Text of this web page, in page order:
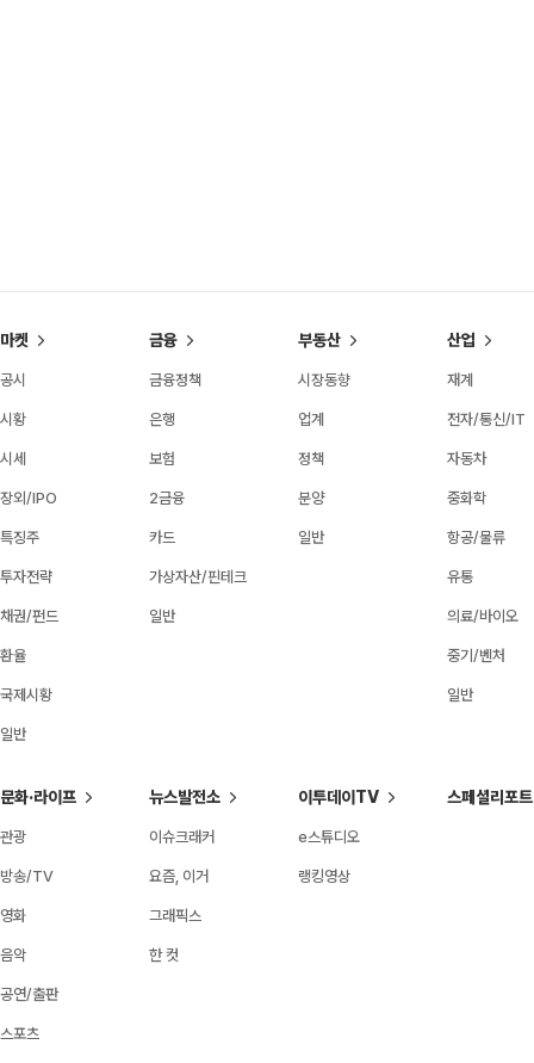
마켓
공시
시황
시세
장외/IPO
특징주
투자전략
채권/펀드
환율
국제시황
일반
금융
금융정책
은행
보험
2금융
카드
가상자산/핀테크
일반
부동산
시장동향
업계
정책
분양
일반
산업
재계
전자/통신/IT
자동차
중화학
항공/물류
유통
의료/바이오
중기/벤처
일반
문화·라이프
관광
방송/TV
영화
음악
공연/출판
스포츠
뉴스발전소
이슈크래커
요즘, 이거
그래픽스
한 컷
이투데이TV
e스튜디오
랭킹영상
스페셜리포트